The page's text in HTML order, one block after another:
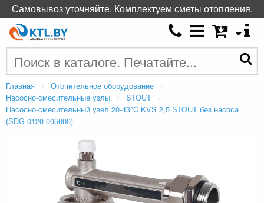
Главная
Отопительное оборудование
Насосно-смесительные узлы
STOUT
Насосно-смесительный узел 20-43°C KVS 2,5 STOUT без насоса
(SDG-0120-005000)
Самовывоз уточняйте. Комплектуем сметы отопления.